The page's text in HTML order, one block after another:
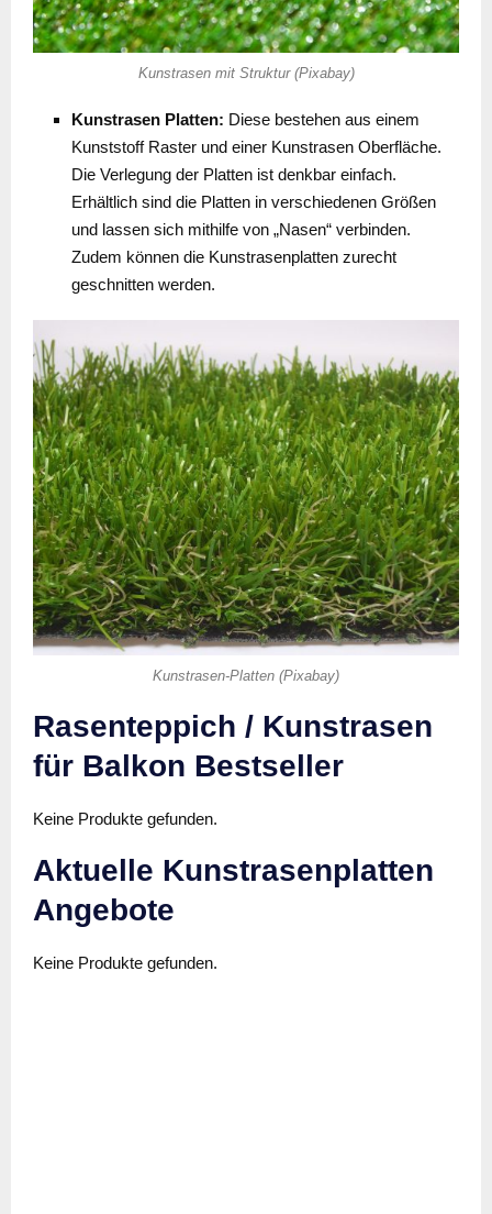
Kunstrasen mit Struktur (Pixabay)
Kunstrasen Platten: Diese bestehen aus einem
Kunststoff Raster und einer Kunstrasen Oberfläche.
Die Verlegung der Platten ist denkbar einfach.
Erhältlich sind die Platten in verschiedenen Größen
und lassen sich mithilfe von „Nasen“ verbinden.
Zudem können die Kunstrasenplatten zurecht
geschnitten werden.
Kunstrasen-Platten (Pixabay)
Rasenteppich / Kunstrasen
für Balkon Bestseller
Keine Produkte gefunden.
Aktuelle Kunstrasenplatten
Angebote
Keine Produkte gefunden.